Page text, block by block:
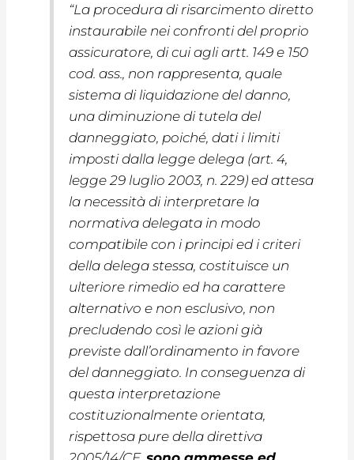
“La procedura di risarcimento diretto
instaurabile nei confronti del proprio
assicuratore, di cui agli artt. 149 e 150
cod. ass., non rappresenta, quale
sistema di liquidazione del danno,
una diminuzione di tutela del
danneggiato, poiché, dati i limiti
imposti dalla legge delega (art. 4,
legge 29 luglio 2003, n. 229) ed attesa
la necessità di interpretare la
normativa delegata in modo
compatibile con i principi ed i criteri
della delega stessa, costituisce un
ulteriore rimedio ed ha carattere
alternativo e non esclusivo, non
precludendo così le azioni già
previste dall’ordinamento in favore
del danneggiato. In conseguenza di
questa interpretazione
costituzionalmente orientata,
rispettosa pure della direttiva